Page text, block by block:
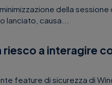
della
lanciato, causa...
riesco a interagire
feature di sicurezza di